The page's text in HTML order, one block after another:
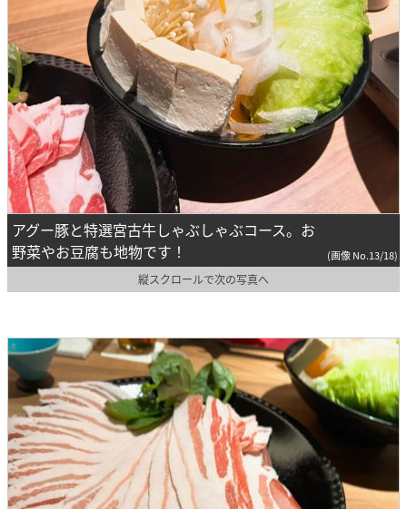
アグー豚と特選宮古牛しゃぶしゃぶコース。お
野菜やお豆腐も地物です！
(画像 No.13/18)
縦スクロールで次の写真へ